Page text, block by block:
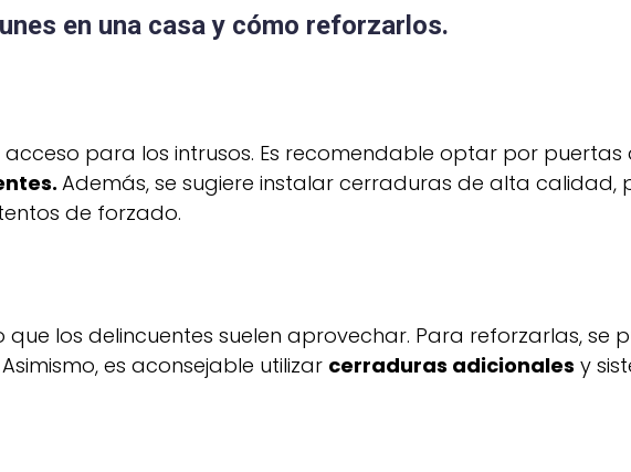
en una casa y cómo reforzarlos.
para los intrusos. Es recomendable optar por
Además, se sugiere instalar cerraduras de alta
de forzado.
los delincuentes suelen aprovechar. Para reforzarlas, se
es aconsejable utilizar cerraduras adicionales y